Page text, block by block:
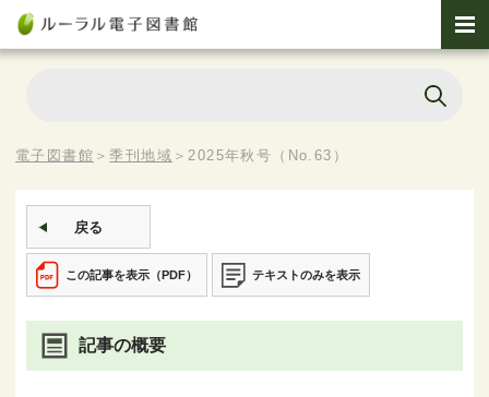
電子図書館 ＞季刊地域 ＞2025年秋号（No.63）
戻る
この記事を表示（PDF） テキストのみを表示
記事の概要